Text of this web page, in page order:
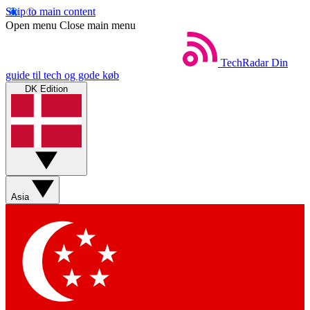
Skip to main content
Open menu Close main menu
TechRadar Din
guide til tech og gode køb
DK Edition
Asia